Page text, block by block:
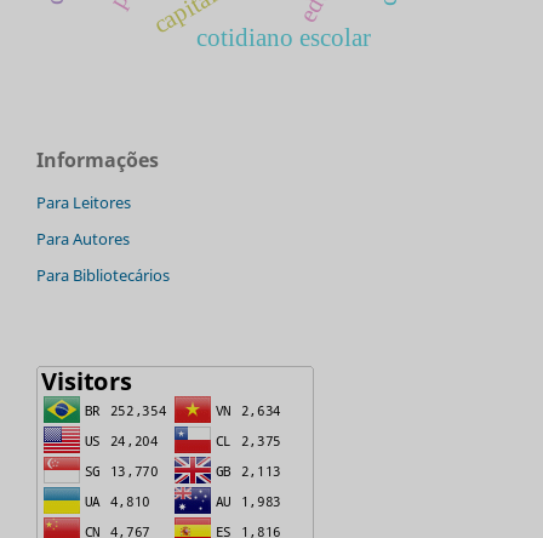
cotidiano escolar
Informações
Para Leitores
Para Autores
Para Bibliotecários